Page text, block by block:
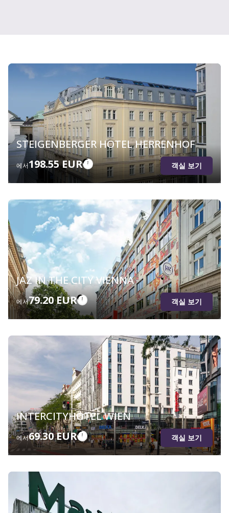
STEIGENBERGER HOTEL HERRENHOF
에서198.55 EUR 객실 보기
JAZ IN THE CITY VIENNA
에서79.20 EUR 객실 보기
INTERCITYHOTEL WIEN
에서69.30 EUR 객실 보기